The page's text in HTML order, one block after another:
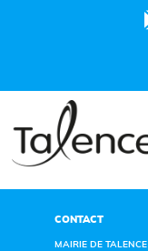
CONTACT
MAIRIE DE TALENCE